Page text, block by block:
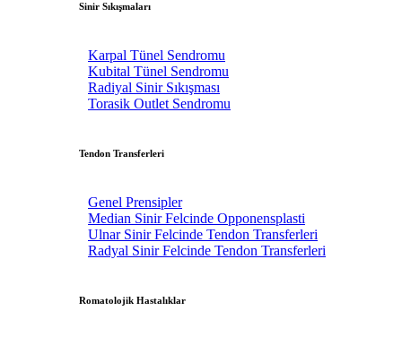
Sinir Sıkışmaları
Karpal Tünel Sendromu
Kubital Tünel Sendromu
Radiyal Sinir Sıkışması
Torasik Outlet Sendromu
Tendon Transferleri
Genel Prensipler
Median Sinir Felcinde Opponensplasti
Ulnar Sinir Felcinde Tendon Transferleri
Radyal Sinir Felcinde Tendon Transferleri
Romatolojik Hastalıklar